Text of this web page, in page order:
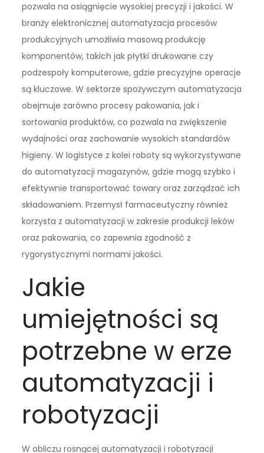
pozwala na osiągnięcie wysokiej precyzji i jakości. W
branży elektronicznej automatyzacja procesów
produkcyjnych umożliwia masową produkcję
komponentów, takich jak płytki drukowane czy
podzespoły komputerowe, gdzie precyzyjne operacje
są kluczowe. W sektorze spożywczym automatyzacja
obejmuje zarówno procesy pakowania, jak i
sortowania produktów, co pozwala na zwiększenie
wydajności oraz zachowanie wysokich standardów
higieny. W logistyce z kolei roboty są wykorzystywane
do automatyzacji magazynów, gdzie mogą szybko i
efektywnie transportować towary oraz zarządzać ich
składowaniem. Przemysł farmaceutyczny również
korzysta z automatyzacji w zakresie produkcji leków
oraz pakowania, co zapewnia zgodność z
rygorystycznymi normami jakości.
Jakie
umiejętności są
potrzebne w erze
automatyzacji i
robotyzacji
W obliczu rosnącej automatyzacji i robotyzacji